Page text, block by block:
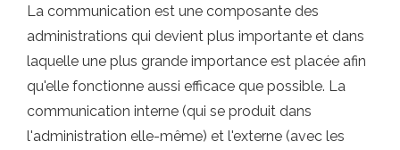
La communication est une composante des
administrations qui devient plus importante et dans
laquelle une plus grande importance est placée afin
qu'elle fonctionne aussi efficace que possible. La
communication interne (qui se produit dans
l'administration elle-même) et l'externe (avec les